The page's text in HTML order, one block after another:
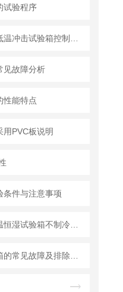
试验程序
见故障分析
性能特点
用PVC板说明
条件与注意事项